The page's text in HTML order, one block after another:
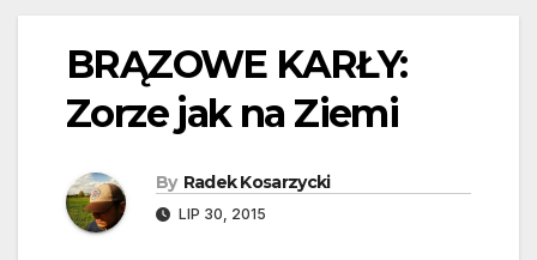
BRĄZOWE KARŁY:
Zorze jak na Ziemi
By Radek Kosarzycki
LIP 30, 2015